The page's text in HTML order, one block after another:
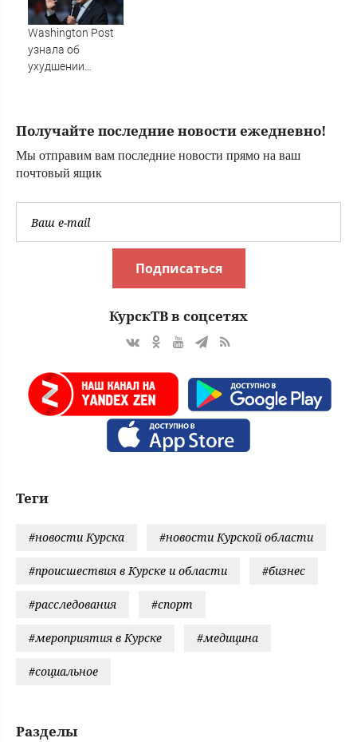
Washington Post
узнала об
ухудшении
рака - Новости на
Получайте последние новости ежедневно!
Мы отправим вам последние новости прямо на ваш
почтовый ящик
Подписаться
КурскТВ в соцсетях
Теги
#новости Курска #новости Курской области
#происшествия в Курске и области #бизнес
#расследования #спорт
#мероприятия в Курске #медицина
#социальное
Разделы